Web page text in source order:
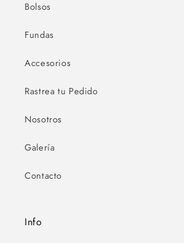
Bolsos
Fundas
Accesorios
Rastrea tu Pedido
Nosotros
Galería
Contacto
Info